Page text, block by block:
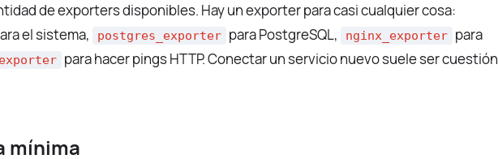
de exporters disponibles. Hay un exporter para casi cualquier cosa:
el sistema, postgres_exporter para PostgreSQL, nginx_exporter para
para hacer pings HTTP. Conectar un servicio nuevo suele ser cuestión
mínima